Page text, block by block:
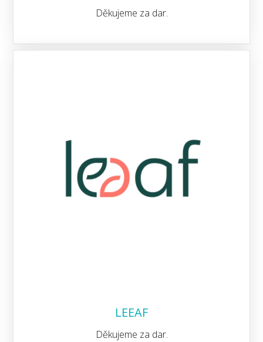
Děkujeme za dar.
LEEAF
Děkujeme za dar.